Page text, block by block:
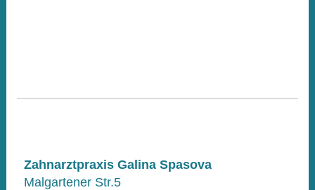
Zahnarztpraxis Galina Spasova
Malgartener Str.5